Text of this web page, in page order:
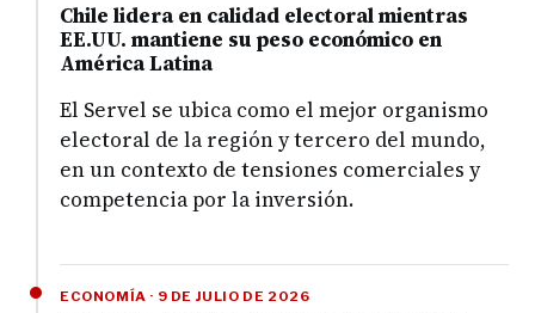
Chile lidera en calidad electoral mientras
EE.UU. mantiene su peso económico en
América Latina
El Servel se ubica como el mejor organismo
electoral de la región y tercero del mundo,
en un contexto de tensiones comerciales y
competencia por la inversión.
ECONOMÍA · 9 DE JULIO DE 2026